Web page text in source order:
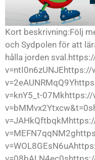
Kort beskrivning:Följ
och Sydpolen för att
hålla jorden
v=knY5_t-